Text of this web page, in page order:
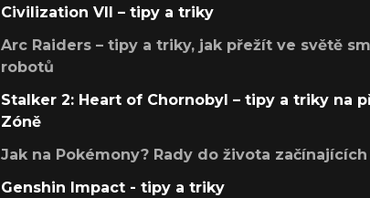
Civilization VII – tipy a triky
Arc Raiders – tipy a triky, jak přežít ve světě
robotů
Stalker 2: Heart of Chornobyl – tipy a triky na
Zóně
Jak na Pokémony? Rady do života
Genshin Impact - tipy a triky